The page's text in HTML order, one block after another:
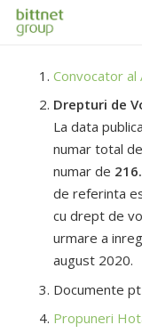
Convocator al
Drepturi de
La data
numar total de
numar de
de referinta
cu drept de
urmare a
august 2020.
Documente pt
Propuneri